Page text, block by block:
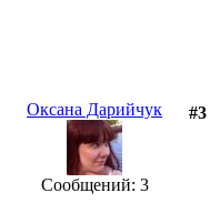
Оксана Дарийчук
Сообщений: 3
#3